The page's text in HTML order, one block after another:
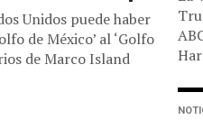
Unidos puede haber
de México’ al ‘Golfo
de Marco Island